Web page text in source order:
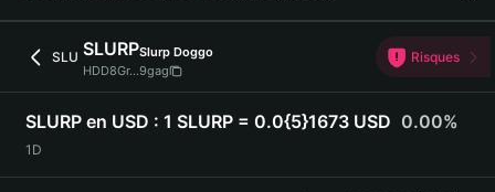
Deutsch
繁體中文
Português (Portugal)
Bahasa Indonesia
ภาษาไทย
हिन्दी
SLU SLURPSlurp Doggo
HDD8Gr...9gag
Risques
SLURP en USD : 1 SLURP = 0.0{5}1673 USD 0.00%
1D